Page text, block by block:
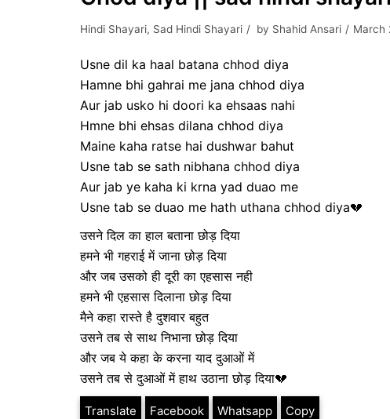
Hindi Shayari, Sad Hindi Shayari by Shahid Ansari March
Usne dil ka haal batana chhod diya
Hamne bhi gahrai me jana chhod diya
Aur jab usko hi doori ka ehsaas nahi
Hmne bhi ehsas dilana chhod diya
Maine kaha ratse hai dushwar bahut
Usne tab se sath nibhana chhod diya
Aur jab ye kaha ki krna yad duao me
Usne tab se duao me hath uthana chhod diya💔
उसने दिल का हाल बताना छोड़ दिया
हमने भी गहराई में जाना छोड़ दिया
और जब उसको ही दूरी का एहसास नही
हमने भी एहसास दिलाना छोड़ दिया
मैने कहा रास्ते है दुशवार बहुत
उसने तब से साथ निभाना छोड़ दिया
और जब ये कहा के करना याद दुआओं में
उसने तब से दुआओं में हाथ उठाना छोड़ दिया💔
Translate Facebook Whatsapp Copy